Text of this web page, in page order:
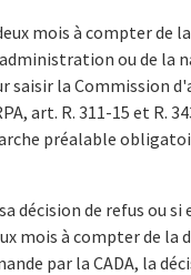
mois à compter de
ou de la
la Commission
art. R. 311-15 et R.
préalable
décision de refus ou si
mois à compter de la
par la CADA, la